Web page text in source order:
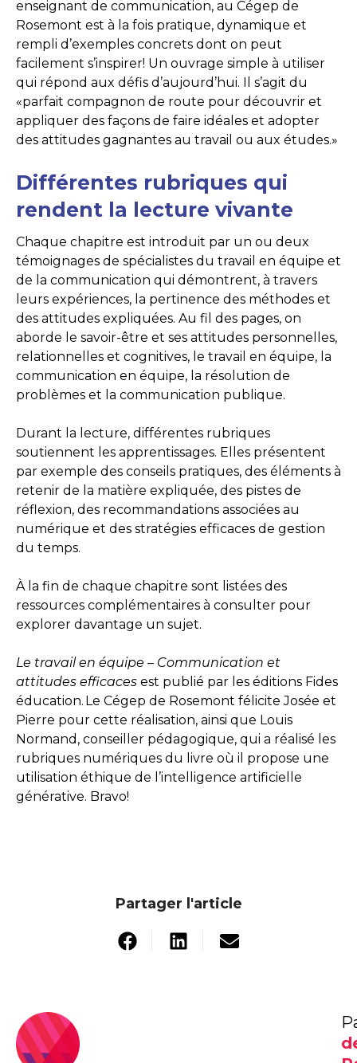
enseignant de communication, au Cégep de
Rosemont est à la fois pratique, dynamique et
rempli d’exemples concrets dont on peut
facilement s’inspirer! Un ouvrage simple à utiliser
qui répond aux défis d’aujourd’hui. Il s’agit du
«parfait compagnon de route pour découvrir et
appliquer des façons de faire idéales et adopter
des attitudes gagnantes au travail ou aux études.»
Différentes rubriques qui
rendent la lecture vivante
Chaque chapitre est introduit par un ou deux
témoignages de spécialistes du travail en équipe et
de la communication qui démontrent, à travers
leurs expériences, la pertinence des méthodes et
des attitudes expliquées. Au fil des pages, on
aborde le savoir-être et ses attitudes personnelles,
relationnelles et cognitives, le travail en équipe, la
communication en équipe, la résolution de
problèmes et la communication publique.
Durant la lecture, différentes rubriques
soutiennent les apprentissages. Elles présentent
par exemple des conseils pratiques, des éléments à
retenir de la matière expliquée, des pistes de
réflexion, des recommandations associées au
numérique et des stratégies efficaces de gestion
du temps.
À la fin de chaque chapitre sont listées des
ressources complémentaires à consulter pour
explorer davantage un sujet.
Le travail en équipe – Communication et
attitudes efficaces est publié par les éditions Fides
éducation. Le Cégep de Rosemont félicite Josée et
Pierre pour cette réalisation, ainsi que Louis
Normand, conseiller pédagogique, qui a réalisé les
rubriques numériques du livre où il propose une
utilisation éthique de l’intelligence artificielle
générative. Bravo!
Partager l'article